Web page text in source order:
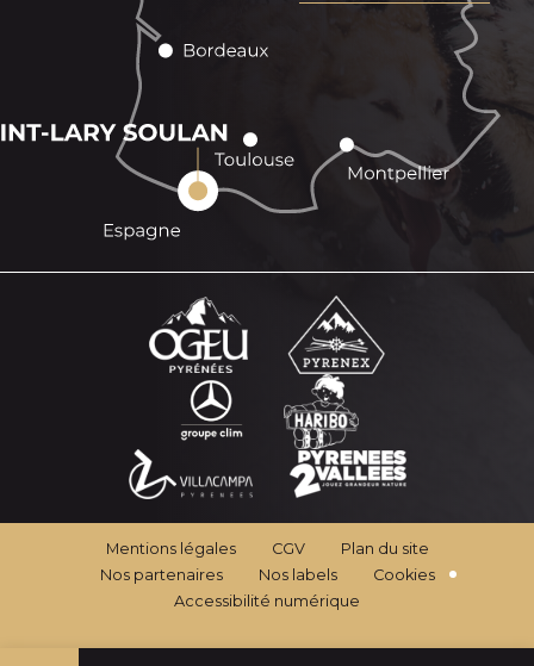
Mentions légales CGV
Plan du site
Nos partenaires
Nos labels
Cookies
Accessibilité numérique